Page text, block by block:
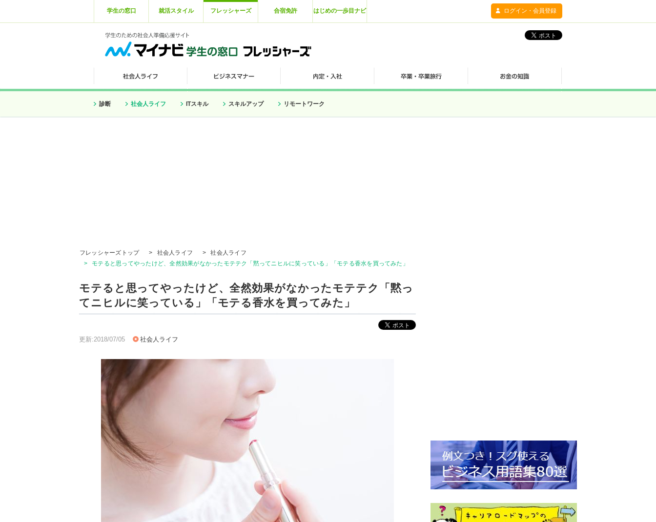
学生の窓口 就活スタイル フレッシャーズ 合宿免許 はじめの一歩目ナビ ログイン・会員登録
診断 社会人ライフ ITスキル スキルアップ リモートワーク
フレッシャーズトップ > 社会人ライフ >
社会人ライフ
>
モテると思ってやったけど、全然効果がなかったモテテク「黙ってニヒルに笑っている」「モテる香水を買ってみた」
モテると思ってやったけど、全然効果がなかったモテテク「黙っ
てニヒルに笑っている」「モテる香水を買ってみた」
更新:2018/07/05 社会人ライフ